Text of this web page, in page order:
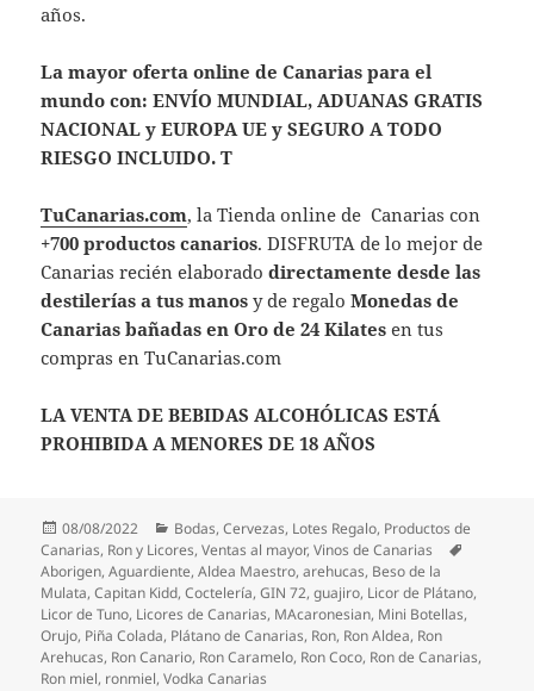
años.
La mayor oferta online de Canarias para el
mundo con:ENVÍO MUNDIAL, ADUANAS GRATIS
NACIONAL y EUROPA UE y SEGURO A TODO
RIESGO INCLUIDO. T
TuCanarias.com, la Tienda online de Canarias con
+700 productos canarios. DISFRUTA de lo mejor de
Canarias recién elaborado directamente desde las
destilerías a tus manos y de regaloMonedas de
Canarias bañadas en Oro de 24 Kilates en tus
compras en TuCanarias.com
LA VENTA DE BEBIDAS ALCOHÓLICAS ESTÁ
PROHIBIDA A MENORES DE 18 AÑOS
Publicado
el
08/08/2022 Categorías
Bodas,Cervezas, Lotes Regalo, Productos de
Canarias, Ron y Licores,Ventas al mayor,Vinos de Canarias
Aborigen,Aguardiente,Aldea Maestro,arehucas, Beso de la
Mulata,Capitan Kidd,Coctelería,GIN 72,guajiro, Licor de Plátano,
Licor de Tuno, Licores de Canarias, MAcaronesian, Mini Botellas,
Orujo, Piña Colada, Plátano de Canarias, Ron, Ron Aldea, Ron
Arehucas, Ron Canario, Ron Caramelo, Ron Coco, Ron de Canarias,
Ron miel, ronmiel,Vodka Canarias